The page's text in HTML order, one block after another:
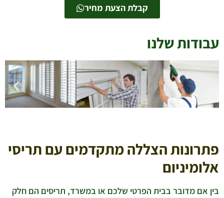
קבלת הצעת מחיר
עבודות שלנו
פתרונות הצללה מתקדמים עם תריסי
אלומיניום
בין אם מדובר בבית הפרטי שלכם או במשרד, תריסים הם חלק